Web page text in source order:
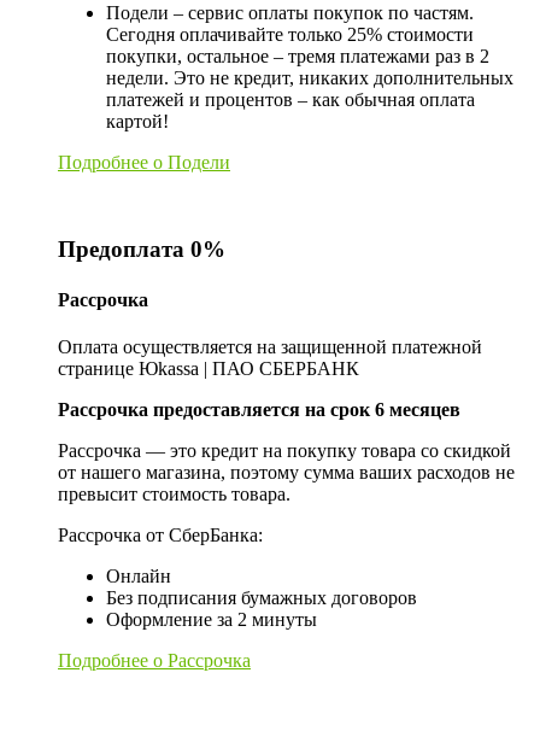
Подели – сервис оплаты покупок по частям.
Сегодня оплачивайте только 25% стоимости
покупки, остальное – тремя платежами раз в 2
недели. Это не кредит, никаких дополнительных
платежей и процентов – как обычная оплата
картой!
Подробнее о Подели
Предоплата 0%
Рассрочка
Оплата осуществляется на защищенной платежной
странице Юkassa | ПАО СБЕРБАНК
Рассрочка предоставляется на срок 6 месяцев
Рассрочка — это кредит на покупку товара со скидкой
от нашего магазина, поэтому сумма ваших расходов не
превысит стоимость товара.
Рассрочка от СберБанка:
Онлайн
Без подписания бумажных договоров
Оформление за 2 минуты
Подробнее о Рассрочка